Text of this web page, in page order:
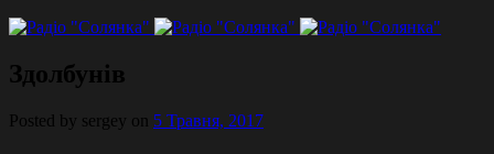
Здолбунів
Posted by sergey on 5 Травня, 2017